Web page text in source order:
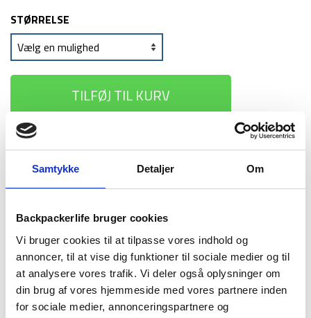
Samtykke Detaljer Om
Backpackerlife bruger cookies
Vi bruger cookies til at tilpasse vores indhold og
annoncer, til at vise dig funktioner til sociale medier og til
at analysere vores trafik. Vi deler også oplysninger om
din brug af vores hjemmeside med vores partnere inden
for sociale medier, annonceringspartnere og
STØRRELSE
TILFØJ TIL KURV
1-2 dages
levering
Fri fragt over
499 kr
100 dages
returret
BESKRIVELSE
YDERLIGERE INFORMATION
BRAND
FAQ